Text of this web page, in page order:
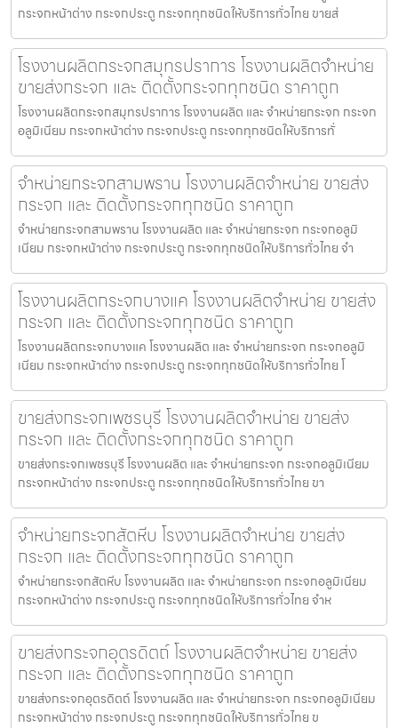
กระจกหน้าต่าง กระจกประตู กระจกทุกชนิดให้บริการทั่วไทย ขายส่
โรงงานผลิตกระจกสมุทรปราการ โรงงานผลิตจำหน่าย
ขายส่งกระจก และ ติดตั้งกระจกทุกชนิด ราคาถูก
โรงงานผลิตกระจกสมุทรปราการ โรงงานผลิต และ จำหน่ายกระจก กระจก
อลูมิเนียม กระจกหน้าต่าง กระจกประตู กระจกทุกชนิดให้บริการทั่
จำหน่ายกระจกสามพราน โรงงานผลิตจำหน่าย ขายส่ง
กระจก และ ติดตั้งกระจกทุกชนิด ราคาถูก
จำหน่ายกระจกสามพราน โรงงานผลิต และ จำหน่ายกระจก กระจกอลูมิ
เนียม กระจกหน้าต่าง กระจกประตู กระจกทุกชนิดให้บริการทั่วไทย จำ
โรงงานผลิตกระจกบางแค โรงงานผลิตจำหน่าย ขายส่ง
กระจก และ ติดตั้งกระจกทุกชนิด ราคาถูก
โรงงานผลิตกระจกบางแค โรงงานผลิต และ จำหน่ายกระจก กระจกอลูมิ
เนียม กระจกหน้าต่าง กระจกประตู กระจกทุกชนิดให้บริการทั่วไทย โ
ขายส่งกระจกเพชรบุรี โรงงานผลิตจำหน่าย ขายส่ง
กระจก และ ติดตั้งกระจกทุกชนิด ราคาถูก
ขายส่งกระจกเพชรบุรี โรงงานผลิต และ จำหน่ายกระจก กระจกอลูมิเนียม
กระจกหน้าต่าง กระจกประตู กระจกทุกชนิดให้บริการทั่วไทย ขา
จำหน่ายกระจกสัตหีบ โรงงานผลิตจำหน่าย ขายส่ง
กระจก และ ติดตั้งกระจกทุกชนิด ราคาถูก
จำหน่ายกระจกสัตหีบ โรงงานผลิต และ จำหน่ายกระจก กระจกอลูมิเนียม
กระจกหน้าต่าง กระจกประตู กระจกทุกชนิดให้บริการทั่วไทย จำห
ขายส่งกระจกอุตรดิตถ์ โรงงานผลิตจำหน่าย ขายส่ง
กระจก และ ติดตั้งกระจกทุกชนิด ราคาถูก
ขายส่งกระจกอุตรดิตถ์ โรงงานผลิต และ จำหน่ายกระจก กระจกอลูมิเนียม
กระจกหน้าต่าง กระจกประตู กระจกทุกชนิดให้บริการทั่วไทย ข